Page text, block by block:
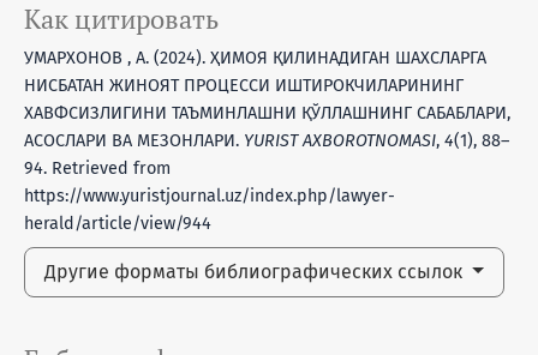
Как цитировать
УМАРХОНОВ , А. (2024). ҲИМОЯ ҚИЛИНАДИГАН ШАХСЛАРГА
НИСБАТАН ЖИНОЯТ ПРОЦЕССИ ИШТИРОКЧИЛАРИНИНГ
ХАВФСИЗЛИГИНИ ТАЪМИНЛАШНИ ҚЎЛЛАШНИНГ САБАБЛАРИ,
АСОСЛАРИ ВА МЕЗОНЛАРИ. YURIST AXBOROTNOMASI, 4(1), 88–
94. Retrieved from
https://www.yuristjournal.uz/index.php/lawyer-
herald/article/view/944
Другие форматы библиографических ссылок